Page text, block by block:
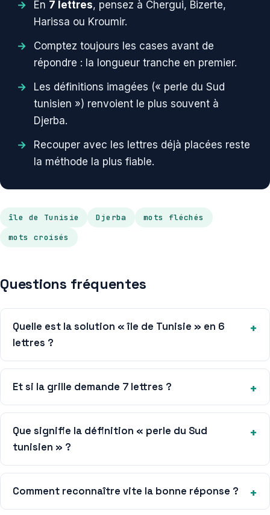
En 7 lettres, pensez à Chergui, Bizerte,
Harissa ou Kroumir.
Comptez toujours les cases avant de
répondre : la longueur tranche en premier.
Les définitions imagées (« perle du Sud
tunisien ») renvoient le plus souvent à
Djerba.
Recouper avec les lettres déjà placées reste
la méthode la plus fiable.
île de Tunisie Djerba
mots fléchés
mots croisés
Questions fréquentes
Quelle est la solution « île de Tunisie » en 6
lettres ?
Et si la grille demande 7 lettres ?
Que signifie la définition « perle du Sud
tunisien » ?
Comment reconnaître vite la bonne réponse ?